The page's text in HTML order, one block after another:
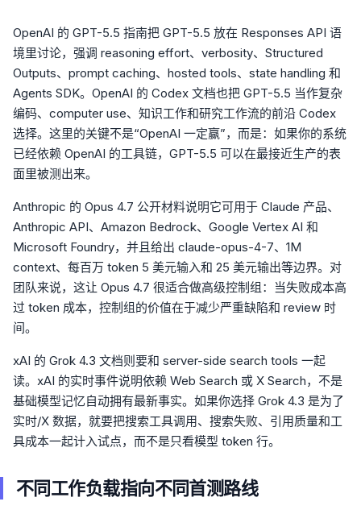
OpenAI 的 GPT-5.5 指南把 GPT-5.5 放在 Responses API 语
境里讨论，强调 reasoning effort、verbosity、Structured
Outputs、prompt caching、hosted tools、state handling 和
Agents SDK。OpenAI 的 Codex 文档也把 GPT-5.5 当作复杂
编码、computer use、知识工作和研究工作流的前沿 Codex
选择。这里的关键不是“OpenAI 一定赢”，而是：如果你的系统
已经依赖 OpenAI 的工具链，GPT-5.5 可以在最接近生产的表
面里被测出来。
Anthropic 的 Opus 4.7 公开材料说明它可用于 Claude 产品、
Anthropic API、Amazon Bedrock、Google Vertex AI 和
Microsoft Foundry，并且给出 claude-opus-4-7、1M
context、每百万 token 5 美元输入和 25 美元输出等边界。对
团队来说，这让 Opus 4.7 很适合做高级控制组：当失败成本高
过 token 成本，控制组的价值在于减少严重缺陷和 review 时
间。
xAI 的 Grok 4.3 文档则要和 server-side search tools 一起
读。xAI 的实时事件说明依赖 Web Search 或 X Search，不是
基础模型记忆自动拥有最新事实。如果你选择 Grok 4.3 是为了
实时/X 数据，就要把搜索工具调用、搜索失败、引用质量和工
具成本一起计入试点，而不是只看模型 token 行。
不同工作负载指向不同首测路线